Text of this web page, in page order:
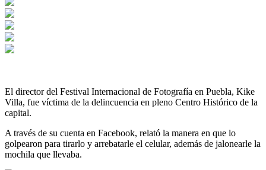
El director del Festival Internacional de Fotografía en Puebla, Kike
Villa, fue víctima de la delincuencia en pleno Centro Histórico de la
capital.
A través de su cuenta en Facebook, relató la manera en que lo
golpearon para tirarlo y arrebatarle el celular, además de jalonearle la
mochila que llevaba.